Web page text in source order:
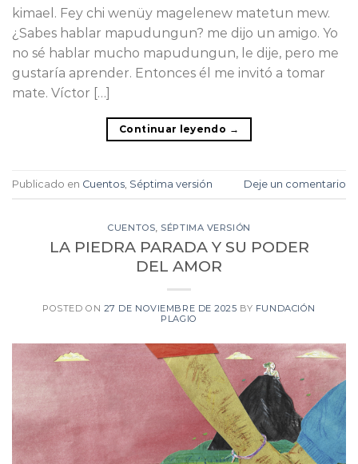
kimael. Fey chi wenüy magelenew matetun mew.
¿Sabes hablar mapudungun? me dijo un amigo. Yo
no sé hablar mucho mapudungun, le dije, pero me
gustaría aprender. Entonces él me invitó a tomar
mate. Víctor […]
Continuar leyendo →
Publicado en Cuentos Séptima versión Deje un comentario
CUENTOS, SÉPTIMA VERSIÓN
LA PIEDRA PARADA Y SU PODER
DEL AMOR
POSTED ON 27 DE NOVIEMBRE DE 2025 BY FUNDACIÓN
PLAGIO